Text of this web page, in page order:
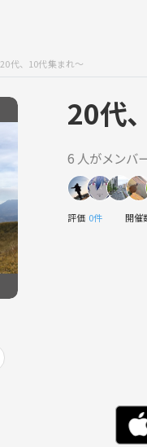
20代、10代集まれ〜
20代
6 人がメンバ
評価 0件 開催